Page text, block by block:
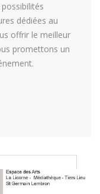
dédiées au
offrir le meilleur
promettons un